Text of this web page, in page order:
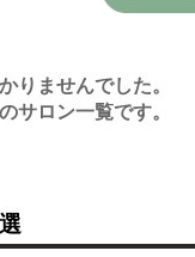
りませんでした。
サロン一覧です。